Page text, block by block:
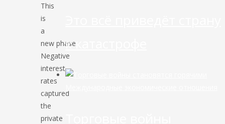
This
is
a
new phase.
Negative
interest
rates
captured
the
private
к катастрофе